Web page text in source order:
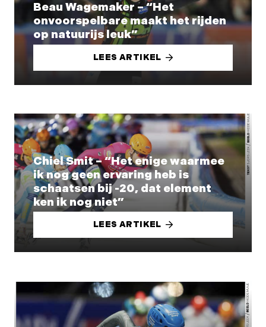
Beau Wagemaker – “Het
onvoorspelbare maakt het rijden
op natuurijs leuk”
LEES ARTIKEL
Chiel Smit – “Het enige waarmee
ik nog geen ervaring heb is
schaatsen bij -20, dat element
ken ik nog niet”
LEES ARTIKEL